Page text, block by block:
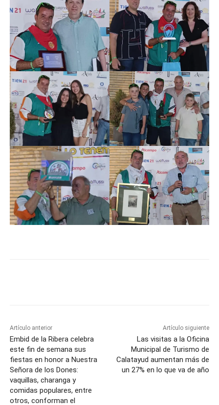
Artículo anterior
Embid de la Ribera celebra
este fin de semana sus
fiestas en honor a Nuestra
Señora de los Dones:
vaquillas, charanga y
comidas populares, entre
otros, conforman el
Artículo siguiente
Las visitas a la Oficina
Municipal de Turismo de
Calatayud aumentan más de
un 27% en lo que va de año